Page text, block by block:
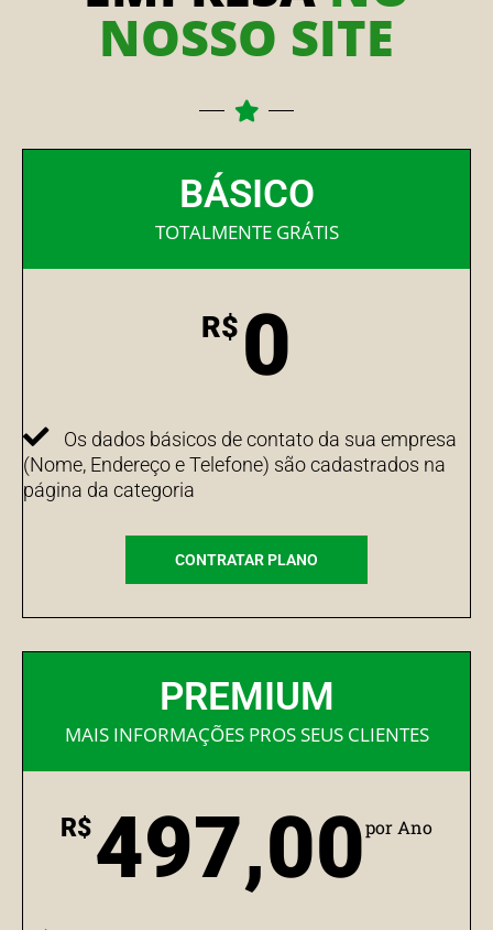
NOSSO SITE
BÁSICO
TOTALMENTE GRÁTIS
R$ 0
Os dados básicos de contato da sua empresa
(Nome, Endereço e Telefone) são cadastrados na
página da categoria
CONTRATAR PLANO
PREMIUM
MAIS INFORMAÇÕES PROS SEUS CLIENTES
R$497,00por Ano